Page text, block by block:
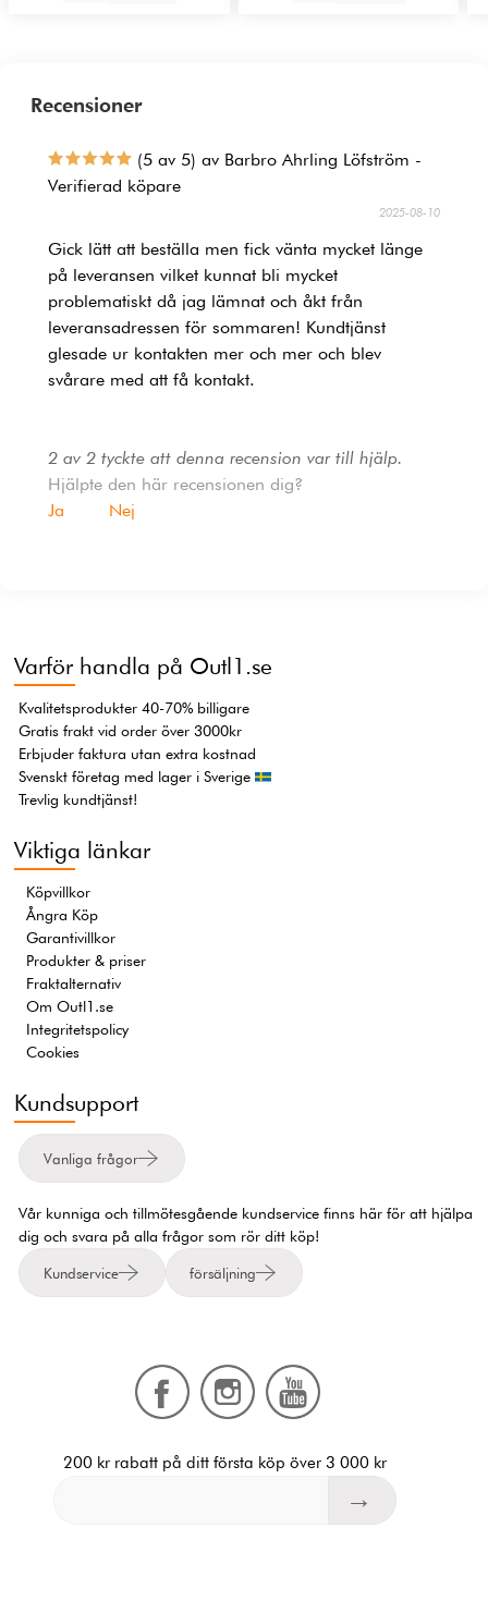
Recensioner
(5 av 5) av Barbro Ahrling Löfström -
Verifierad köpare
2025-08-10
Gick lätt att beställa men fick vänta mycket länge
på leveransen vilket kunnat bli mycket
problematiskt då jag lämnat och åkt från
leveransadressen för sommaren! Kundtjänst
glesade ur kontakten mer och mer och blev
svårare med att få kontakt.
2 av 2 tyckte att denna recension var till hjälp.
Hjälpte den här recensionen dig?
Ja
Nej
Varför handla på Outl1.se
Kvalitetsprodukter 40-70% billigare
Gratis frakt vid order över 3000kr
Erbjuder faktura utan extra kostnad
Svenskt företag med lager i Sverige
Trevlig kundtjänst!
Viktiga länkar
Köpvillkor
Ångra Köp
Garantivillkor
Produkter & priser
Fraktalternativ
Om Outl1.se
Integritetspolicy
Cookies
Kundsupport
Vanliga frågor
Vår kunniga och tillmötesgående kundservice finns här för att hjälpa
dig och svara på alla frågor som rör ditt köp!
Kundservice försäljning
200 kr rabatt på ditt första köp över 3 000 kr